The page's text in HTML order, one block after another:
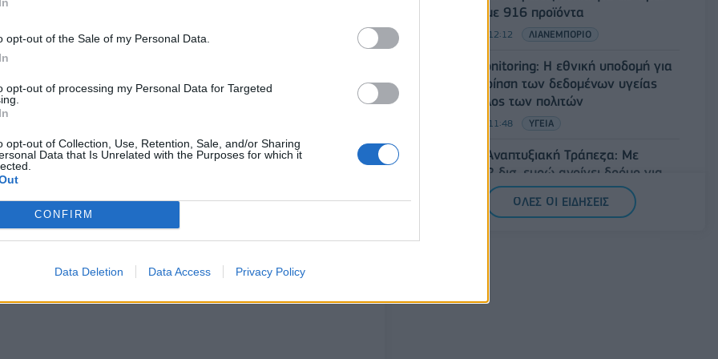
opt-out of the Sale of my Personal Data.
opt-out of processing my Personal Data for Targeted
opt-out of Collection, Use, Retention, Sale, and/or Sharing
Data that Is Unrelated with the Purposes for which it
CONFIRM
Data Deletion Data Access Privacy Policy
Είσαι εξαιρετικά ταλαντούχος και σ’
που του έδωσε την ευκαιρία και πήρε μέρος στο
Karaoke.
τα μέλη του συγκροτήματος να φτάνει μέσα από
στο ράφι με 916 προϊόντα
08/08/2026 - 12:12 ΛΙΑΝΕΜΠΟΡΙΟ
Health Monitoring: Η εθνική υποδομή για
την αξιοποίηση των δεδομένων υγείας
προς όφελος των πολιτών
08/08/2026 - 11:48 ΥΓΕΙΑ
Ελληνική Αναπτυξιακή Τράπεζα: Με
«προίκα» 2 δισ. ευρώ ανοίγει δρόμο για
δάνεια έως 5 δισ. σε μικρομεσαίες
08/08/2026 - 11:22
08/08/2026 - 10:54
ΟΛΕΣ ΟΙ ΕΙΔΗΣΕΙΣ